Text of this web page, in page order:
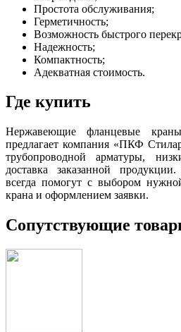
Простота обслуживания;
Герметичность;
Возможность быстрого
Надежность;
Компактность;
Адекватная стоимость.
Где купить
Нержавеющие фланцевые
предлагает компания «ПКФ
трубопроводной арматуры,
доставка заказанной
всегда помогут с выбором
крана и оформлением заявки.
Сопутствующие